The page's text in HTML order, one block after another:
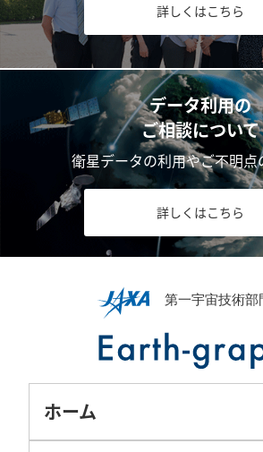
詳しくはこちら
データ利用の
ご相談について
衛星データの利用やご不明点
詳しくはこちら
ホーム